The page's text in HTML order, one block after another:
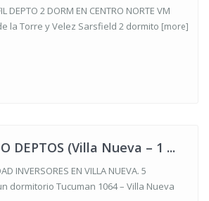
DEPTO 2 DORM EN CENTRO NORTE VM
la Torre y Velez Sarsfield 2 dormito [more]
DEPTOS (Villa Nueva – 1 ...
INVERSORES EN VILLA NUEVA. 5
dormitorio Tucuman 1064 – Villa Nueva